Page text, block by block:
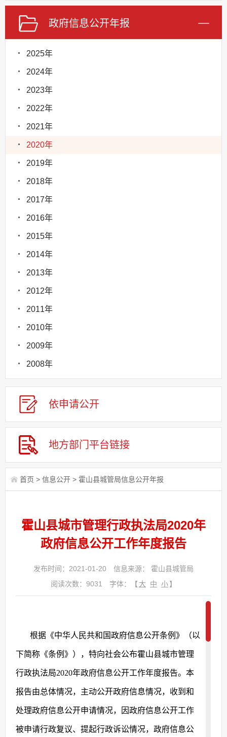
政府信息公开年报
2025年
2024年
2023年
2022年
2021年
2020年
2019年
2018年
2017年
2016年
2015年
2014年
2013年
2012年
2011年
2010年
2009年
2008年
依申请公开
地方部门平台链接
首页 > 信息公开 > 霍山县城管局信息公开年报
霍山县城市管理行政执法局2020年
政府信息公开工作年度报告
发布时间：2021-01-20
信息来源： 霍山县城管局
阅读次数： 9031 字体：【 大 中 小】
根据《中华人民共和国政府信息公开条例》（以
下简称《条例》），特向社会公布霍山县城市管理
行政执法局2020年政府信息公开工作年度报告。本
报告由总体情况，主动公开政府信息情况，收到和
处理政府信息公开申请情况，因政府信息公开工作
被申请行政复议、提起行政诉讼情况，政府信息公